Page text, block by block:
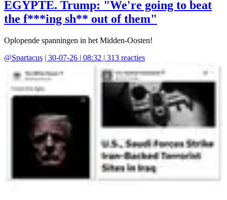
EGYPTE. Trump: "We're going to beat
the f***ing sh** out of them"
Oplopende spanningen in het Midden-Oosten!
@Spartacus | 30-07-26 | 08:32 | 313 reacties